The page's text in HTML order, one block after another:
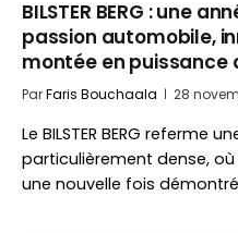
BILSTER BERG : une
passion automobile,
montée en
ParFaris Bouchaala 28
Le BILSTER BERG referme
particulièrement dense,
une nouvelle fois